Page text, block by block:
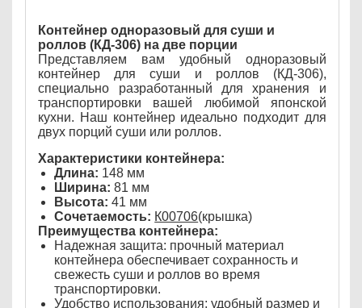
Контейнер одноразовый для суши и
роллов (КД-306) на две порции
Представляем вам удобный одноразовый
контейнер для суши и роллов (КД-306),
специально разработанный для хранения и
транспортировки вашей любимой японской
кухни. Наш контейнер идеально подходит для
двух порций суши или роллов.
Характеристики контейнера:
Длина: 148 мм
Ширина: 81 мм
Высота: 41 мм
Сочетаемость: К00706(крышка)
Преимущества контейнера:
Надежная защита: прочный материал
контейнера обеспечивает сохранность и
свежесть суши и роллов во время
транспортировки.
Удобство использования: удобный размер и